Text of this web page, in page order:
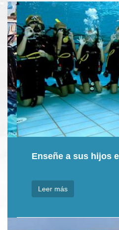
Enseñe a sus hijos el
Leer más